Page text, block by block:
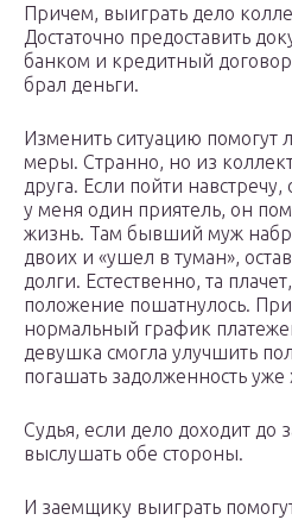
Причем, выиграть дело
Достаточно предоставить
банком и кредитный
брал деньги.
Изменить ситуацию
меры. Странно, но из
друга. Если пойти
у меня один приятель, он
жизнь. Там бывший муж
двоих и «ушел в туман»,
долги. Естественно, та
положение пошатнулось.
нормальный график
девушка смогла улучшить
погашать задолженность
Судья, если дело доходит до
выслушать обе стороны.
И заемщику выиграть